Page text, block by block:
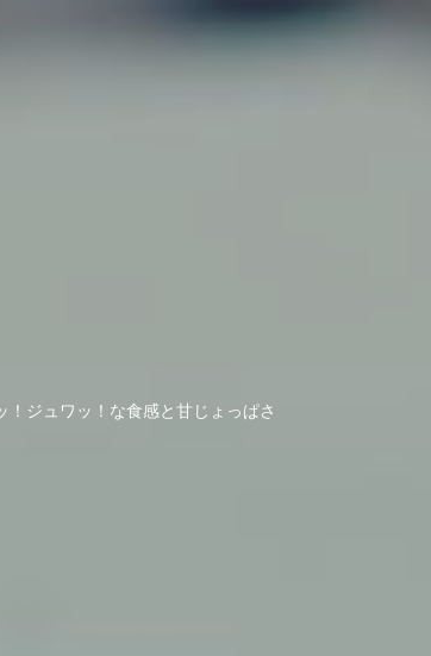
ジュワッ！な食感と甘じょっぱさ